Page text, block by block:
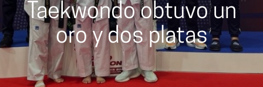
Taekwondo obtuvo un
oro y dos platas